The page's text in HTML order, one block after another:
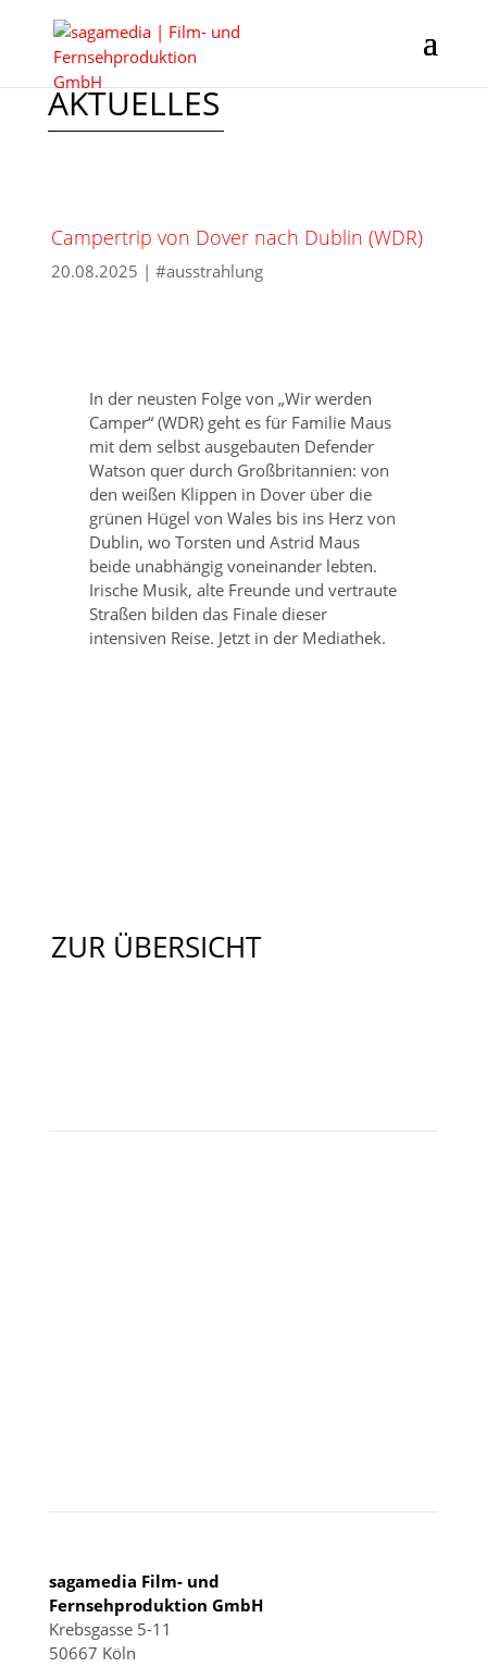
AKTUELLES
Campertrip von Dover nach Dublin (WDR)
20.08.2025 |#ausstrahlung
In der neusten Folge von „Wir werden
Camper“ (WDR) geht es für Familie Maus
mit dem selbst ausgebauten Defender
Watson quer durch Großbritannien: von
den weißen Klippen in Dover über die
grünen Hügel von Wales bis ins Herz von
Dublin, wo Torsten und Astrid Maus
beide unabhängig voneinander lebten.
Irische Musik, alte Freunde und vertraute
Straßen bilden das Finale dieser
intensiven Reise. Jetzt in der Mediathek.
ZUR ÜBERSICHT
sagamedia Film- und
Fernsehproduktion GmbH
Krebsgasse 5-11
50667 Köln